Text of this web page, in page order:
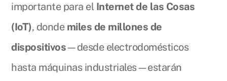
importante para el Internet de las Cosas
(IoT), donde miles de millones de
dispositivos—desde electrodomésticos
hasta máquinas industriales—estarán